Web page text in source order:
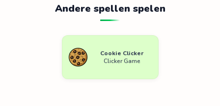
Andere spellen spelen
Cookie Clicker
Clicker Game